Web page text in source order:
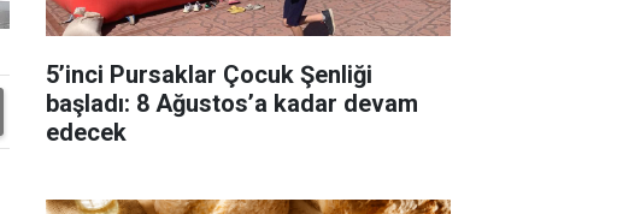
5’inci Pursaklar Çocuk Şenliği
başladı: 8 Ağustos’a kadar devam
edecek